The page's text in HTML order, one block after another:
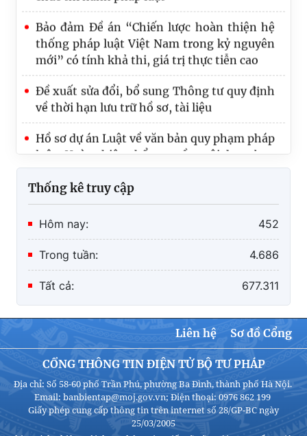
Bảo đảm Đề án “Chiến lược hoàn thiện hệ
thống pháp luật Việt Nam trong kỷ nguyên
mới” có tính khả thi, giá trị thực tiễn cao
Đề xuất sửa đổi, bổ sung Thông tư quy định
về thời hạn lưu trữ hồ sơ, tài liệu
Hồ sơ dự án Luật về văn bản quy phạm pháp
luật: Hoàn thiện thẩm quyền, nội dung ban
hành văn bản quy phạm pháp luật
Thống kê truy cập
Hôm nay: 452
Trong tuần: 4.686
Tất cả: 677.311
Liên hệ Sơ đồ Cổng
CỔNG THÔNG TIN ĐIỆN TỬ BỘ TƯ PHÁP
Địa chỉ: Số 58-60 phố Trần Phú, phường Ba Đình, thành phố Hà Nội.
Email: banbientap@moj.gov.vn; Điện thoại: 0976 862 199
Giấy phép cung cấp thông tin trên internet số 28/GP-BC ngày
25/03/2005